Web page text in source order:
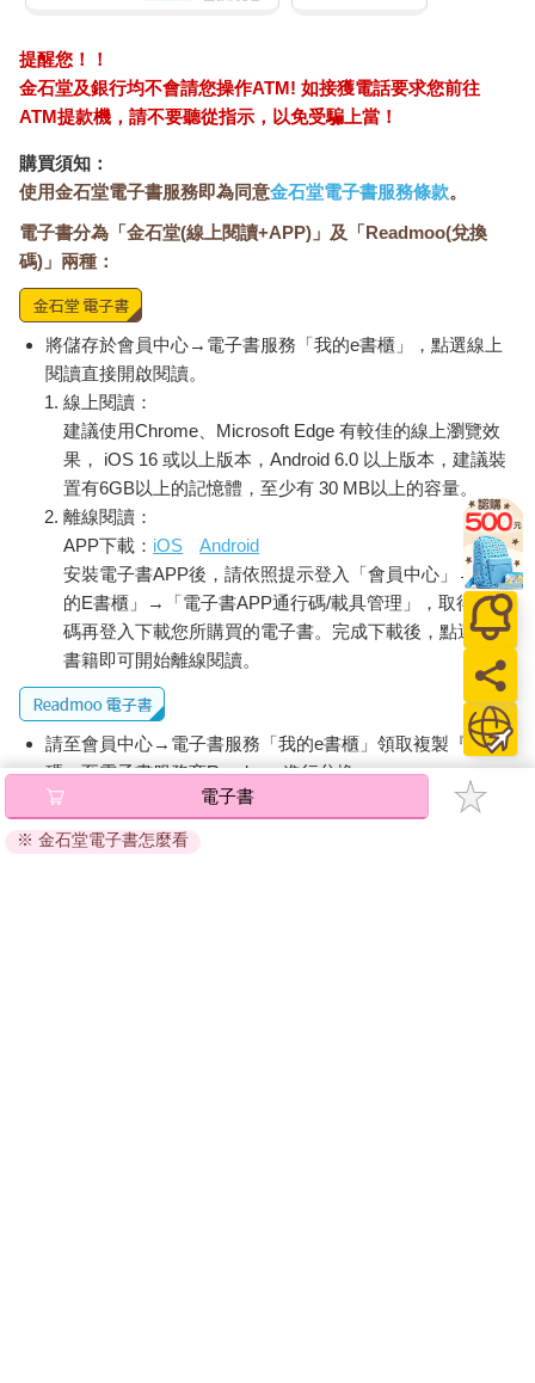
提醒您！！
金石堂及銀行均不會請您操作ATM! 如接獲電話要求您前往
ATM提款機，請不要聽從指示，以免受騙上當！
購買須知：
使用金石堂電子書服務即為同意金石堂電子書服務條款。
電子書分為「金石堂(線上閱讀+APP)」及「Readmoo(兌換
碼)」兩種：
將儲存於會員中心→電子書服務「我的e書櫃」，點選線上
閱讀直接開啟閱讀。
線上閱讀：
建議使用Chrome、Microsoft Edge 有較佳的線上瀏覽效
果， iOS 16 或以上版本，Android 6.0 以上版本，建議裝
置有6GB以上的記憶體，至少有 30 MB以上的容量。
離線閱讀：
APP下載： iOS
Android
安裝電子書APP後，請依照提示登入「會員中心」→「我
的E書櫃」→「電子書APP通行碼/載具管理」，取得通行
碼再登入下載您所購買的電子書。完成下載後，點選任一
書籍即可開始離線閱讀。
請至會員中心→電子書服務「我的e書櫃」領取複製『兌換
碼』至電子書服務商Readmoo進行兌換。
退換貨須知：
因版權保護，您在金石堂所購買的電子書僅能以金石堂專屬
電子書
※ 金石堂電子書怎麼看